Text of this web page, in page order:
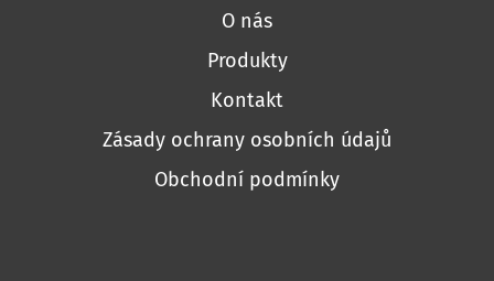
O nás
Produkty
Kontakt
Zásady ochrany osobních údajů
Obchodní podmínky